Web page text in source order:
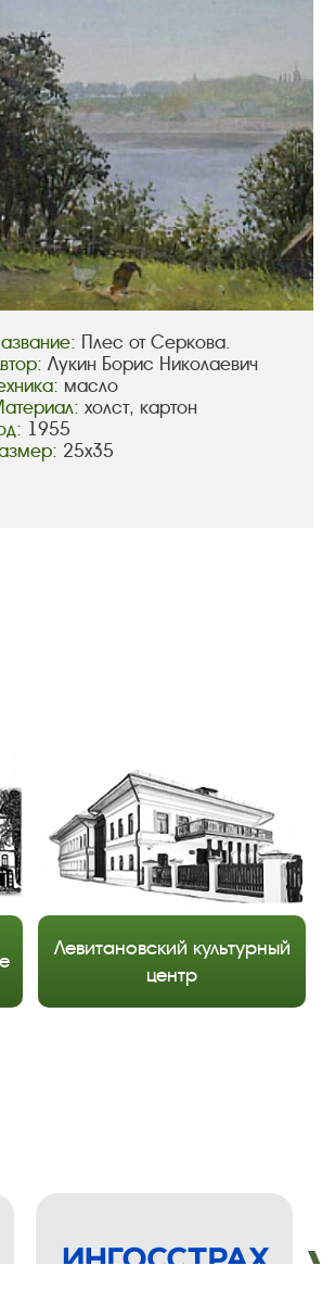
Плес от Серкова.
Лукин Борис Николаевич
масло
холст, картон
1955
25х35
Левитановский культурный
центр